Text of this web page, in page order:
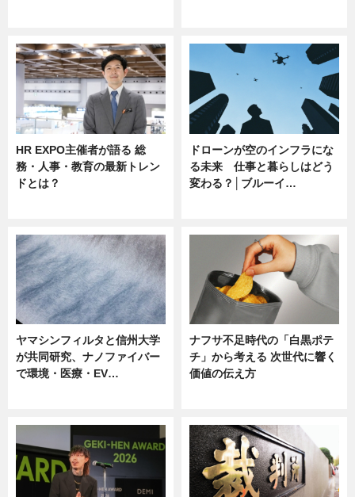
HR EXPO主催者が語る 総
務・人事・教育の最新トレン
ドとは？
ドローンが空のインフラにな
る未来 仕事と暮らしはどう
変わる？│ブルーイ…
ヤマシンフィルタと信州大学
が共同研究、ナノファイバー
で環境・医療・EV…
ナフサ不足時代の「白黒ポテ
チ」から考える 次世代に響く
価値の伝え方